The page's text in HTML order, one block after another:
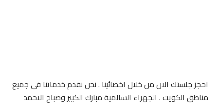
احجز جلستك الان من خلال اخصائينا . نحن نقدم خدماتنا فى جميع
مناطق الكويت . الجهراء السالمية مبارك الكبير وصباح الاحمد